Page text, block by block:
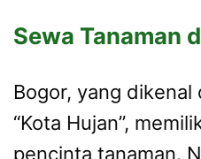
Sewa Tanaman
Bogor, yang dikenal
“Kota Hujan”,
pencinta tanaman.